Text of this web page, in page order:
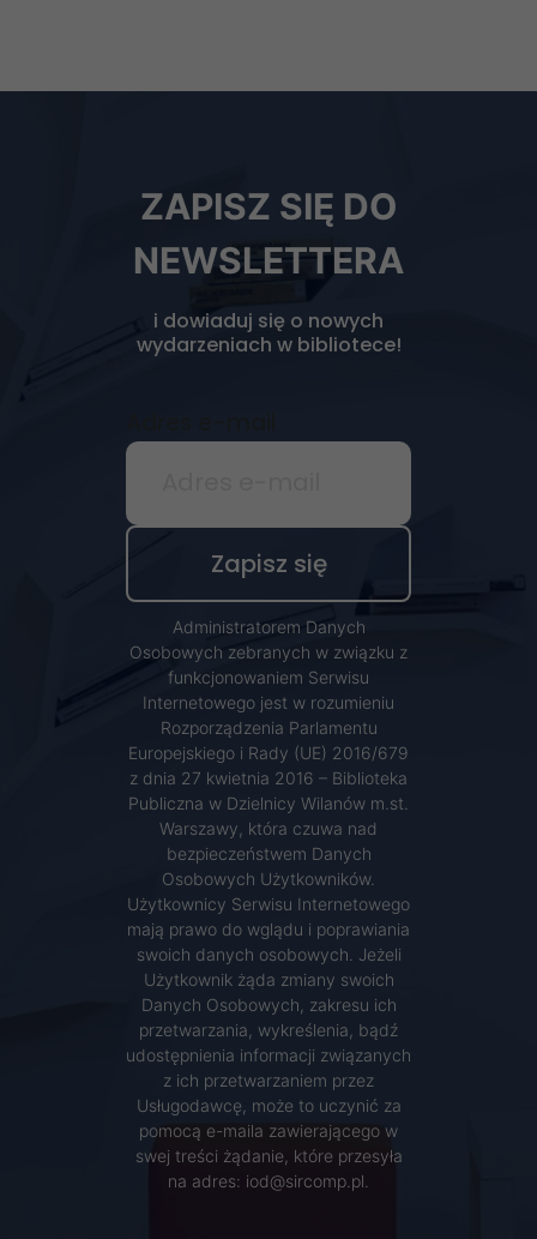
biblioteki
ZAPISZ SIĘ DO
NEWSLETTERA
i dowiaduj się o nowych
wydarzeniach w bibliotece!
Administratorem Danych
Osobowych zebranych w związku z
funkcjonowaniem Serwisu
Internetowego jest w rozumieniu
Rozporządzenia Parlamentu
Europejskiego i Rady (UE) 2016/679
z dnia 27 kwietnia 2016 – Biblioteka
Publiczna w Dzielnicy Wilanów m.st.
Warszawy, która czuwa nad
bezpieczeństwem Danych
Osobowych Użytkowników.
Użytkownicy Serwisu Internetowego
mają prawo do wglądu i poprawiania
swoich danych osobowych. Jeżeli
Użytkownik żąda zmiany swoich
Danych Osobowych, zakresu ich
przetwarzania, wykreślenia, bądź
udostępnienia informacji związanych
z ich przetwarzaniem przez
Usługodawcę, może to uczynić za
pomocą e-maila zawierającego w
swej treści żądanie, które przesyła
na adres: iod@sircomp.pl.